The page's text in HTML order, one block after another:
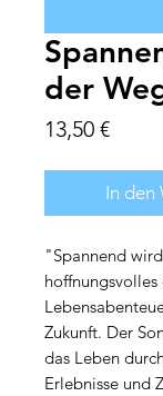
der
13,50 €Preis
In den
"Spannend
Zukunft. Der
das Leben
Erlebnisse und